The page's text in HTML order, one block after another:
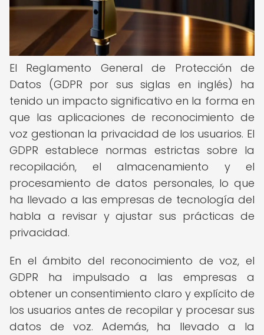
El Reglamento General de Protección de
Datos (GDPR por sus siglas en inglés) ha
tenido un impacto significativo en la forma en
que las aplicaciones de reconocimiento de
voz gestionan la privacidad de los usuarios. El
GDPR establece normas estrictas sobre la
recopilación, el almacenamiento y el
procesamiento de datos personales, lo que
ha llevado a las empresas de tecnología del
habla a revisar y ajustar sus prácticas de
privacidad.
En el ámbito del reconocimiento de voz, el
GDPR ha impulsado a las empresas a
obtener un consentimiento claro y explícito de
los usuarios antes de recopilar y procesar sus
datos de voz. Además, ha llevado a la